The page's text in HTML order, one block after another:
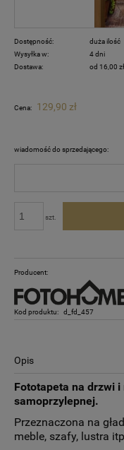
Dostępność:
duża ilość
Wysyłka w:
4 dni
Dostawa:
od 16,00 zł
Cena nie zawiera
Cena: 129,90 zł
wiadomość do sprzedającego:
szt.
Producent:
Kod produktu: d_fd_457
Opis
Fototapeta na drzwi
samoprzylepnej.
Przeznaczona na
meble, szafy, lustra